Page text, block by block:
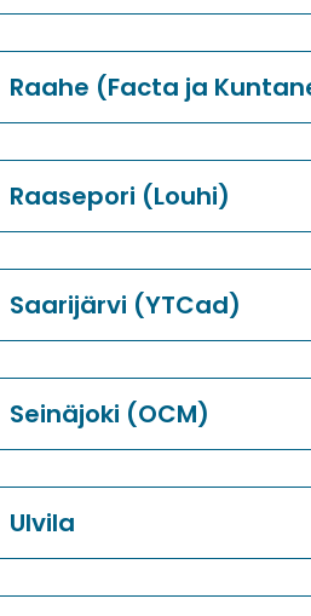
Raahe (Facta ja
Raasepori (Louhi)
Saarijärvi (YTCad)
Seinäjoki (OCM)
Ulvila